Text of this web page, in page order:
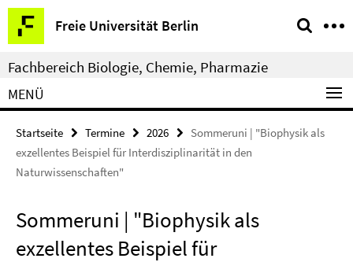
Springe
direkt
zu
Inhalt
Freie Universität Berlin
Service-
Navigation
Fachbereich Biologie, Chemie, Pharmazie
MENÜ
Startseite Termine 2026
Sommeruni | "Biophysik als
exzellentes Beispiel für Interdisziplinarität in den
Naturwissenschaften"
Sommeruni | "Biophysik als
exzellentes Beispiel für